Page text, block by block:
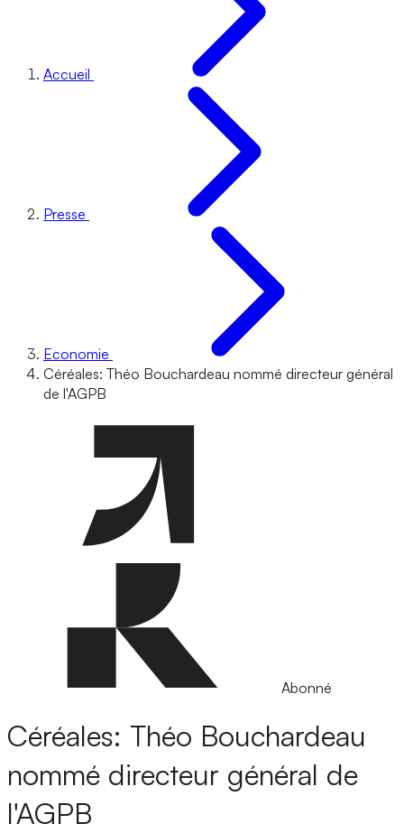
Accueil
Presse
Economie
Céréales: Théo Bouchardeau nommé directeur général
de l'AGPB
Abonné
Céréales: Théo Bouchardeau
nommé directeur général de
l'AGPB